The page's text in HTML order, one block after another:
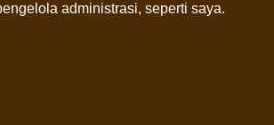
administrasi, seperti saya.